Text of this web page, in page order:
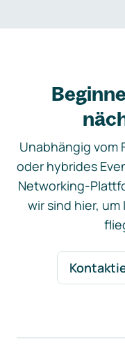
Unabhängig vom
oder hybrides
Networking-
wir sind hier,